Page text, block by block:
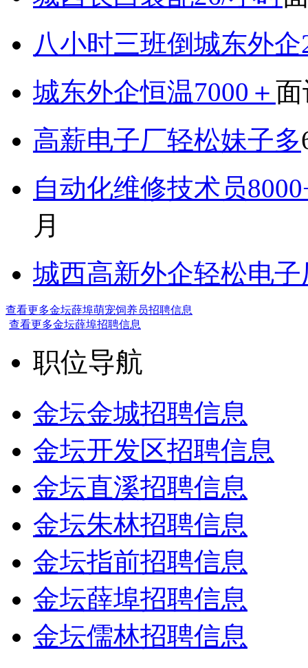
八小时三班倒城东外企
城东外企恒温7000＋
高薪电子厂轻松妹子多
自动化维修技术员
月
城西高新外企轻松电子
查看更多金坛薛埠萌宠饲养员招聘信息
查看更多金坛薛埠招聘信息
职位导航
金坛金城招聘信息
金坛开发区招聘信息
金坛直溪招聘信息
金坛朱林招聘信息
金坛指前招聘信息
金坛薛埠招聘信息
金坛儒林招聘信息